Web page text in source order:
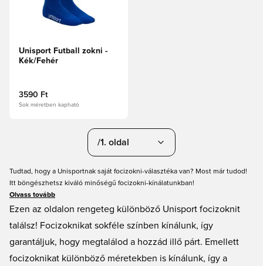
Unisport Futball zokni -
Kék/Fehér
3590 Ft
Sok méretben kapható
/1. oldal
Tudtad, hogy a Unisportnak saját focizokni-választéka van? Most már tudod!
Itt böngészhetsz kiváló minőségű focizokni-kínálatunkban!
Olvass tovább
Ezen az oldalon rengeteg különböző Unisport focizoknit
találsz! Focizoknikat sokféle színben kínálunk, így
garantáljuk, hogy megtalálod a hozzád illő párt. Emellett
focizoknikat különböző méretekben is kínálunk, így a